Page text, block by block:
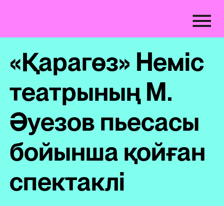
«Қарагөз» Неміс
театрының М.
Әуезов пьесасы
бойынша қойған
спектаклі